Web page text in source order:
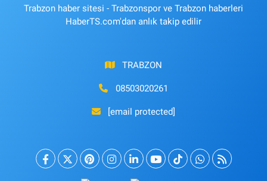
Trabzon haber sitesi - Trabzonspor ve Trabzon haberleri
HaberTS.com'dan anlık takip edilir
TRABZON
08503020261
[email protected]